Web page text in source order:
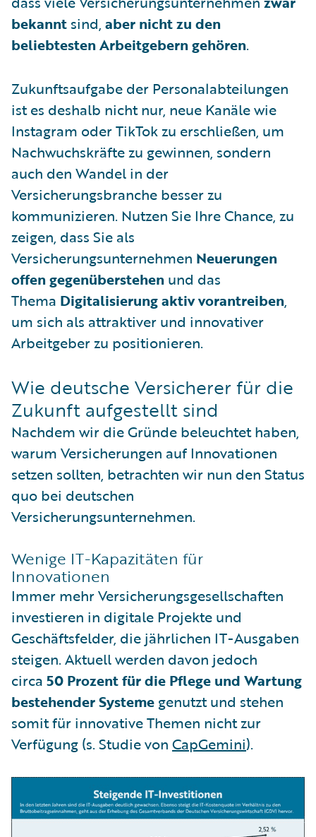
bekannt sind, aber nicht zu den
beliebtesten Arbeitgebern gehören.
Zukunftsaufgabe der Personalabteilungen
ist es deshalb nicht nur, neue Kanäle wie
Instagram oder TikTok zu erschließen, um
Nachwuchskräfte zu gewinnen, sondern
auch den Wandel in der
Versicherungsbranche besser zu
kommunizieren. Nutzen Sie Ihre Chance, zu
zeigen, dass Sie als
Versicherungsunternehmen Neuerungen
offen gegenüberstehen und das
Thema Digitalisierung aktiv vorantreiben,
um sich als attraktiver und innovativer
Arbeitgeber zu positionieren.
Wie deutsche Versicherer für die
Zukunft aufgestellt sind
Nachdem wir die Gründe beleuchtet haben,
warum Versicherungen auf Innovationen
setzen sollten, betrachten wir nun den Status
quo bei deutschen
Versicherungsunternehmen.
Wenige IT-Kapazitäten für
Innovationen
Immer mehr Versicherungsgesellschaften
investieren in digitale Projekte und
Geschäftsfelder, die jährlichen IT-Ausgaben
steigen. Aktuell werden davon jedoch
circa 50 Prozent für die Pflege und Wartung
bestehender Systeme genutzt und stehen
somit für innovative Themen nicht zur
Verfügung (s. Studie von CapGemini).